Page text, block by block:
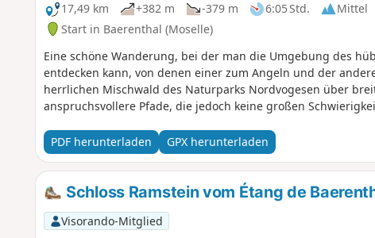
17,49 km
+382 m -379 m 6:05 Std.
Mittel
Start in Baerenthal (Moselle)
Eine schöne Wanderung, bei der man die Umgebung des
entdecken kann, von denen einer zum Angeln und der
herrlichen Mischwald des Naturparks Nordvogesen über
anspruchsvollere Pfade, die jedoch keine großen
PDF herunterladen GPX herunterladen
Schloss Ramstein vom Étang de
Visorando-Mitglied